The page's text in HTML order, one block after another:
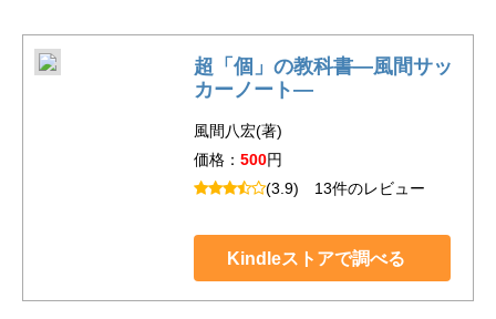
超「個」の教科書―風間サッ
カーノート―
風間八宏(著)
価格： 500円
(3.9) 13件のレビュー
Kindleストアで調べる